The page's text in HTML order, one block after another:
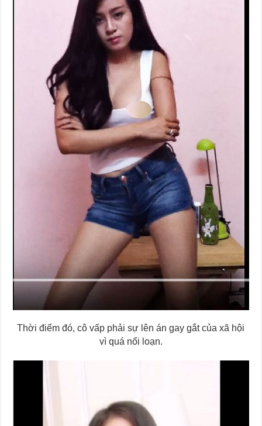
Thời điểm đó, cô vấp phải sự lên án gay gắt của xã hội
vì quá nổi loạn.